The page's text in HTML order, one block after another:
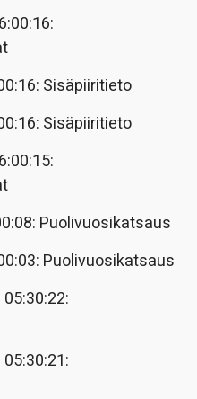
Sisäpiiritieto
Sisäpiiritieto
Puolivuosikatsaus
Puolivuosikatsaus